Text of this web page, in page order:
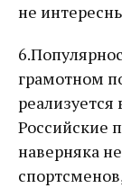
не
грамотном
Российские
наверняка